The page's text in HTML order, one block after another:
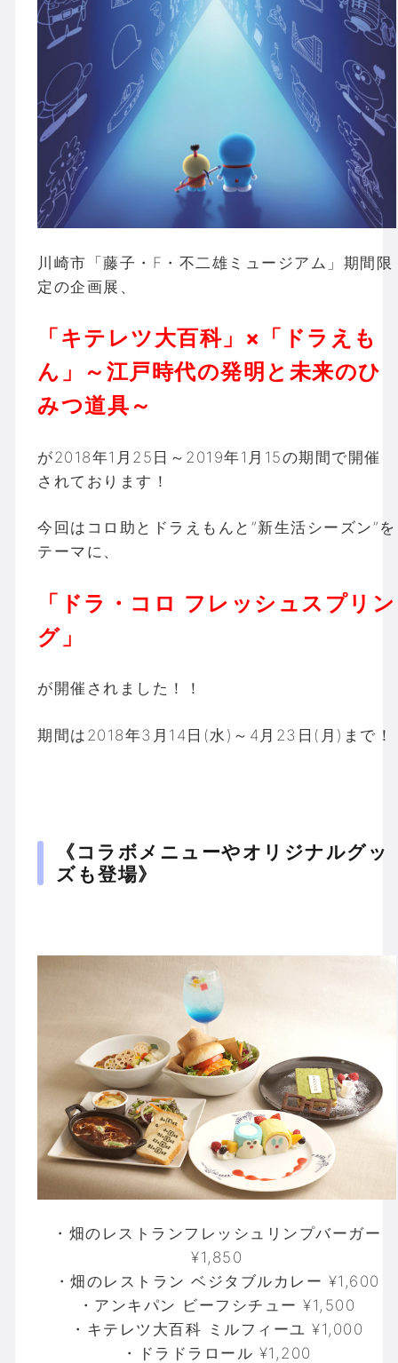
川崎市「藤子・F・不二雄ミュージアム」期間限
定の企画展、
「キテレツ大百科」×「ドラえも
ん」～江戸時代の発明と未来のひ
みつ道具～
が2018年1月25日～2019年1月15の期間で開催
されております！
今回はコロ助とドラえもんと”新生活シーズン”を
テーマに、
「ドラ・コロ フレッシュスプリン
グ」
が開催されました！！
期間は2018年3月14日(水)～4月23日(月)まで！
《コラボメニューやオリジナルグッ
ズも登場》
・畑のレストランフレッシュリンプバーガー
¥1,850
・畑のレストラン ベジタブルカレー ¥1,600
・アンキパン ビーフシチュー ¥1,500
・キテレツ大百科 ミルフィーユ ¥1,000
・ドラドラロール ¥1,200